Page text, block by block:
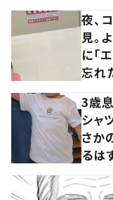
夜、
見。
に「
忘れ
3歳
シャ
さか
るは